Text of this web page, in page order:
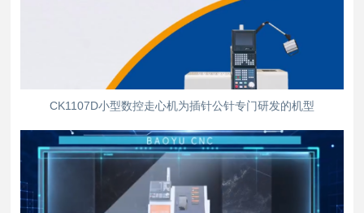
CK1107D小型数控走心机为插针公针专门研发的机型